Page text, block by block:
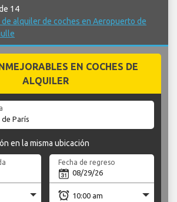
14
de alquiler de coches en Aeropuerto de
EN COCHES DE
ALQUILER
en la misma ubicación
Fecha de regreso